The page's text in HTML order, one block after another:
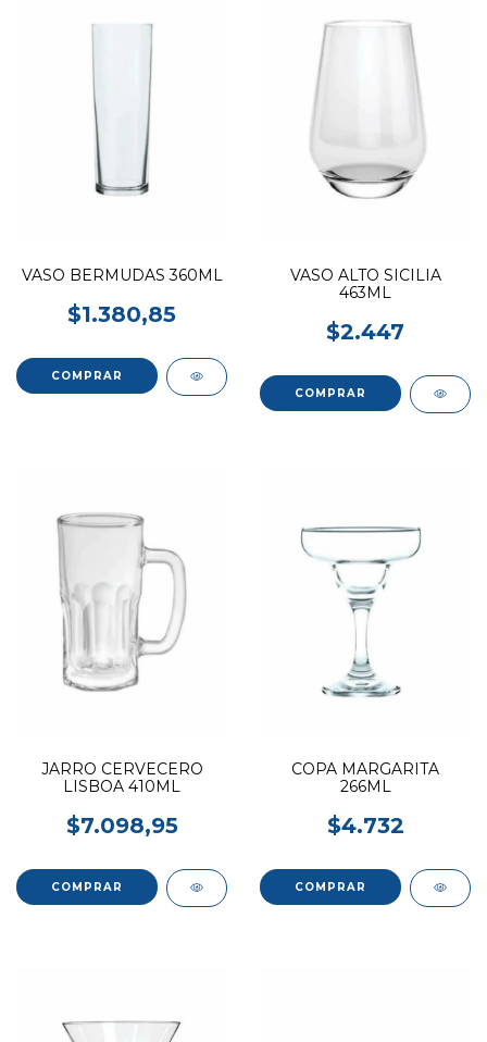
VASO BERMUDAS 360ML
$1.380,85
VASO ALTO SICILIA
463ML
$2.447
JARRO CERVECERO
LISBOA 410ML
$7.098,95
COPA MARGARITA
266ML
$4.732